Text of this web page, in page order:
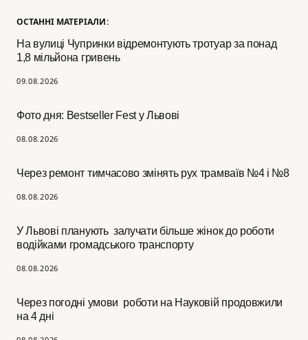
ОСТАННІ МАТЕРІАЛИ:
На вулиці Чупринки відремонтують тротуар за понад
1,8 мільйона гривень
09.08.2026
Фото дня: Bestseller Fest у Львові
08.08.2026
Через ремонт тимчасово змінять рух трамваїв №4 і №8
08.08.2026
У Львові планують залучати більше жінок до роботи
водійками громадського транспорту
08.08.2026
Через погодні умови роботи на Науковій продовжили
на 4 дні